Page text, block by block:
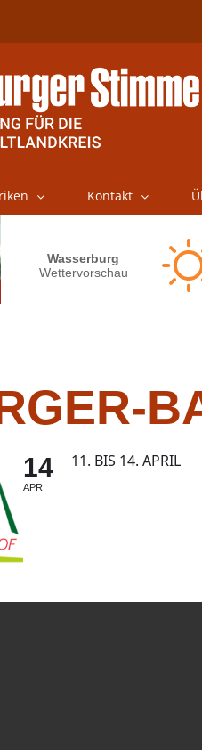
Kontakt
14
APR
11. BIS 14. APRIL